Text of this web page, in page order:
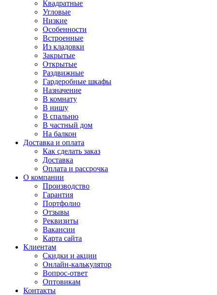
Квадратные
Угловые
Низкие
Особенности
Встроенные
Из кладовки
Закрытые
Открытые
Раздвижные
Гардеробные шкафы
Назначение
В комнату
В нишу
В спальню
В частный дом
На балкон
Доставка и оплата
Как сделать заказ
Доставка
Оплата и рассрочка
О компании
Производство
Гарантия
Портфолио
Отзывы
Реквизиты
Вакансии
Карта сайта
Клиентам
Скидки и акции
Онлайн-калькулятор
Вопрос-ответ
Оптовикам
Контакты